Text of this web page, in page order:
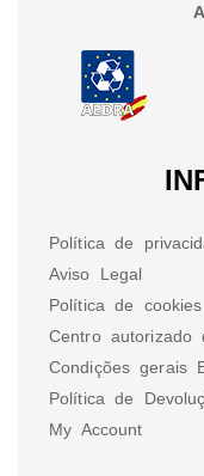
Política de
Aviso Legal
Política de cookies
Centro autorizado
Condições gerais
Política de
My Account